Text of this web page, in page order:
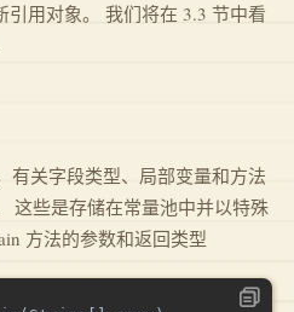
用对象。 我们将在 3.3 节中看
有关字段类型、局部变量和方法
这些是存储在常量池中并以特殊
方法的参数和返回类型